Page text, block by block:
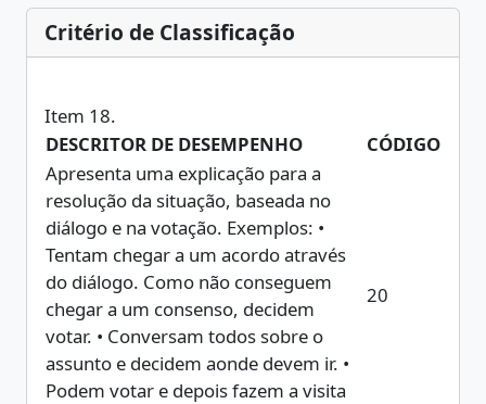
Critério de Classificação
DESCRITOR DE DESEMPENHO
CÓDIGO
Apresenta uma explicação para a
resolução da situação, baseada no
diálogo e na votação. Exemplos: •
Tentam chegar a um acordo através
do diálogo. Como não conseguem
chegar a um consenso, decidem
votar. • Conversam todos sobre o
assunto e decidem aonde devem ir. •
Podem votar e depois fazem a visita
20